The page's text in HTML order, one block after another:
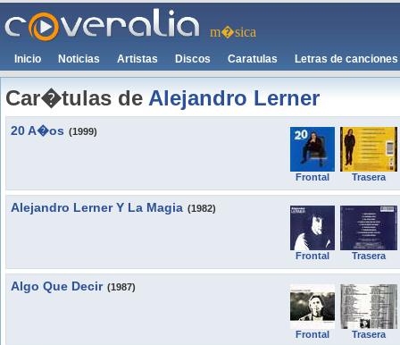
m�sica
Inicio Noticias Artistas Discos Caratulas Letras de canciones
Car�tulas de Alejandro Lerner
20 A�os (1999)
Frontal Trasera
Alejandro Lerner Y La Magia (1982)
Frontal Trasera
Algo Que Decir (1987)
Frontal Trasera